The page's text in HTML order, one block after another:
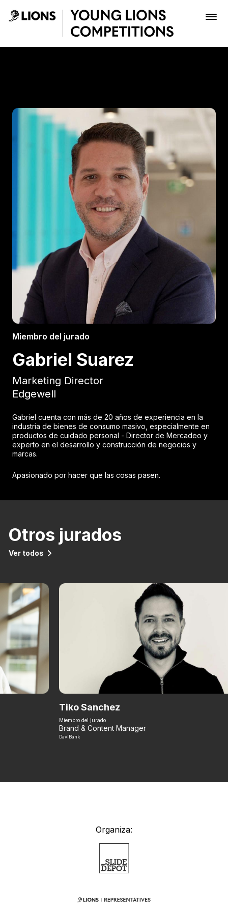
Saltar al contenido principal
Inscribir
Boletería
Miembro del jurado
Gabriel Suarez
Marketing Director
Edgewell
Gabriel cuenta con más de 20 años de experiencia en la
industria de bienes de consumo masivo, especialmente en
productos de cuidado personal - Director de Mercadeo y
experto en el desarrollo y construcción de negocios y
marcas.
Apasionado por hacer que las cosas pasen.
Otros jurados
Ver todos
Tiko Sanchez
Miembro del jurado
Brand & Content Manager
DaviBank
Organiza: